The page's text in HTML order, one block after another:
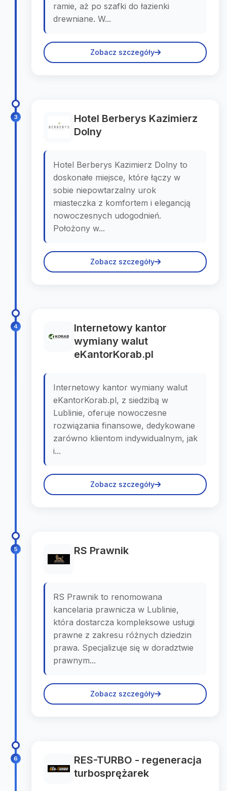
ramie, aż po szafki do łazienki
drewniane. W...
Zobacz szczegóły
3
Hotel Berberys Kazimierz
Dolny
Hotel Berberys Kazimierz Dolny to
doskonałe miejsce, które łączy w
sobie niepowtarzalny urok
miasteczka z komfortem i elegancją
nowoczesnych udogodnień.
Położony w...
Zobacz szczegóły
4
Internetowy kantor
wymiany walut
eKantorKorab.pl
Internetowy kantor wymiany walut
eKantorKorab.pl, z siedzibą w
Lublinie, oferuje nowoczesne
rozwiązania finansowe, dedykowane
zarówno klientom indywidualnym, jak
i...
Zobacz szczegóły
5 RS Prawnik
RS Prawnik to renomowana
kancelaria prawnicza w Lublinie,
która dostarcza kompleksowe usługi
prawne z zakresu różnych dziedzin
prawa. Specjalizuje się w doradztwie
prawnym...
Zobacz szczegóły
6
RES-TURBO - regeneracja
turbosprężarek